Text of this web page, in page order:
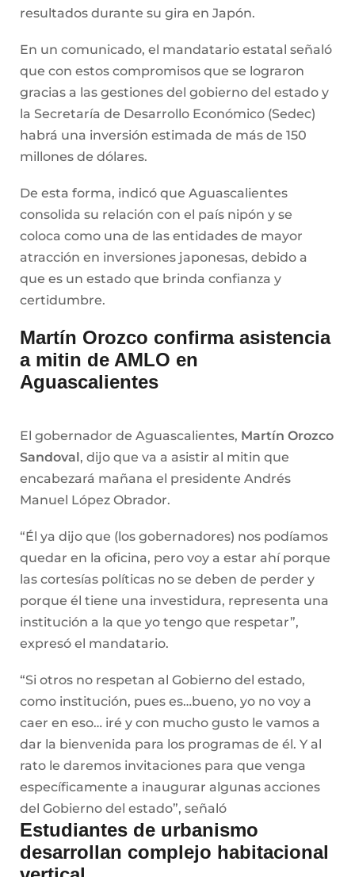
resultados durante su gira en Japón.
En un comunicado, el mandatario estatal señaló
que con estos compromisos que se lograron
gracias a las gestiones del gobierno del estado y
la Secretaría de Desarrollo Económico (Sedec)
habrá una inversión estimada de más de 150
millones de dólares.
De esta forma, indicó que Aguascalientes
consolida su relación con el país nipón y se
coloca como una de las entidades de mayor
atracción en inversiones japonesas, debido a
que es un estado que brinda confianza y
certidumbre.
Martín Orozco confirma asistencia
a mitin de AMLO en
Aguascalientes
El gobernador de Aguascalientes, Martín Orozco
Sandoval, dijo que va a asistir al mitin que
encabezará mañana el presidente Andrés
Manuel López Obrador.
“Él ya dijo que (los gobernadores) nos podíamos
quedar en la oficina, pero voy a estar ahí porque
las cortesías políticas no se deben de perder y
porque él tiene una investidura, representa una
institución a la que yo tengo que respetar”,
expresó el mandatario.
“Si otros no respetan al Gobierno del estado,
como institución, pues es…bueno, yo no voy a
caer en eso… iré y con mucho gusto le vamos a
dar la bienvenida para los programas de él. Y al
rato le daremos invitaciones para que venga
específicamente a inaugurar algunas acciones
del Gobierno del estado”, señaló
Estudiantes de urbanismo
desarrollan complejo habitacional